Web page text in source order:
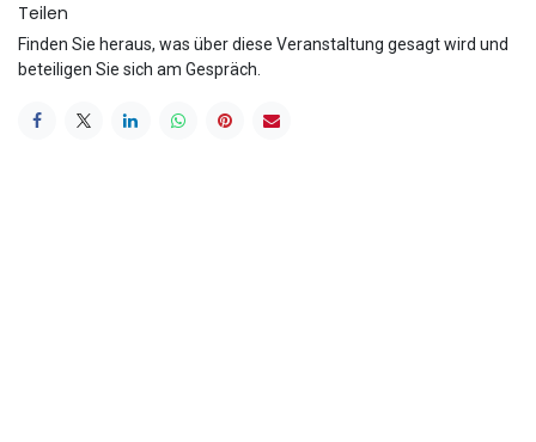
Teilen
Finden Sie heraus, was über diese Veranstaltung gesagt wird und
beteiligen Sie sich am Gespräch.